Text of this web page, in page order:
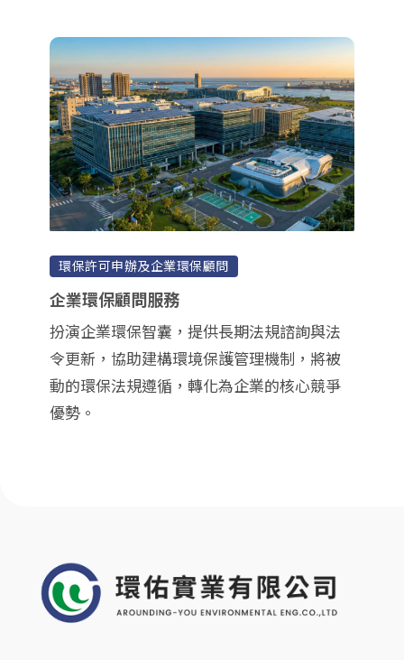
環保許可申辦及企業環保顧問
企業環保顧問服務
扮演企業環保智囊，提供長期法規諮詢與法
令更新，協助建構環境保護管理機制，將被
動的環保法規遵循，轉化為企業的核心競爭
優勢。